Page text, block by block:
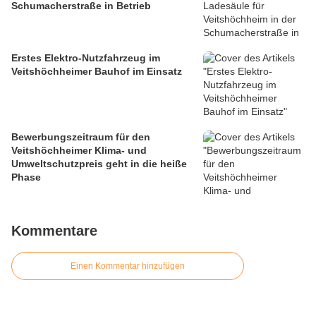
Schumacherstraße in Betrieb
Erstes Elektro-Nutzfahrzeug im
Veitshöchheimer Bauhof im Einsatz
Bewerbungszeitraum für den
Veitshöchheimer Klima- und
Umweltschutzpreis geht in die heiße
Phase
Kommentare
Einen Kommentar hinzufügen